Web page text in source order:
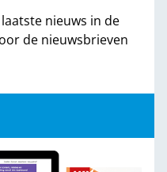
nieuws in de
de nieuwsbrieven